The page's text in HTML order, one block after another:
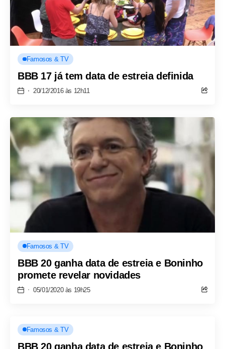
Famosos & TV
BBB 17 já tem data de estreia definida
20/12/2016 às 12h11
Famosos & TV
BBB 20 ganha data de estreia e Boninho
promete revelar novidades
05/01/2020 às 19h25
Famosos & TV
BBB 20 ganha data de estreia e Boninho